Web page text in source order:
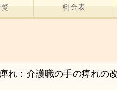
料金表
れ：介護職の手の痺れの